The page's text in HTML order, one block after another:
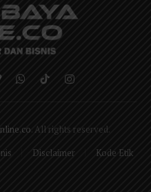
WhatsApp
TikTokInstagram
. All rights reserved.
Disclaimer Kode Etik